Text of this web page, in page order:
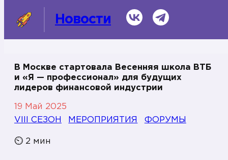
Новости ВКонтактеTelegram
СМИ о нас
Темы
В Москве стартовала Весенняя школа ВТБ
и «Я — профессионал» для будущих
лидеров финансовой индустрии
19 Май 2025
VIII СЕЗОН
МЕРОПРИЯТИЯ ФОРУМЫ
⏲ 2 мин